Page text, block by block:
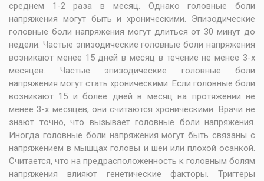
среднем 1-2 раза в месяц. Однако головные боли
напряжения могут быть и хроническими. Эпизодические
головные боли напряжения могут длиться от 30 минут до
недели. Частые эпизодические головные боли напряжения
возникают менее 15 дней в месяц в течение не менее 3-х
месяцев. Частые эпизодические головные боли
напряжения могут стать хроническими. Если головные боли
возникают 15 и более дней в месяц на протяжении не
менее 3-х месяцев, они считаются хроническими. Врачи не
знают точно, что вызывает головные боли напряжения.
Иногда головные боли напряжения могут быть связаны с
напряжением в мышцах головы и шеи или плохой осанкой.
Считается, что на предрасположенность к головным болям
напряжения влияют генетические факторы. Триггеры